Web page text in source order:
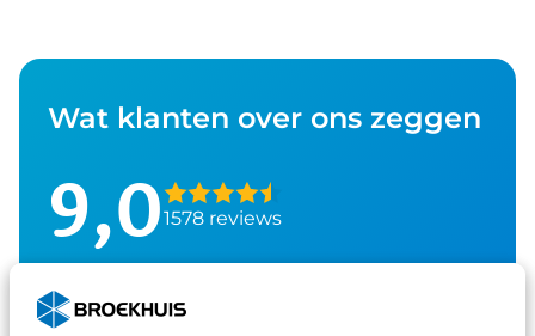
Wat klanten over ons zeggen
9,01578 reviews
5
4